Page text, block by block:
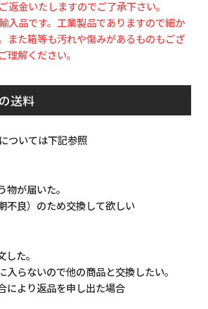
返金いたしますのでご了承下さい。
入品です。工業製品でありますので細か
また箱等も汚れや傷みがあるものもござ
理解ください。
送料
ついては下記参照
が届いた。
不良）のため交換して欲しい
た。
入らないので他の商品と交換したい。
により返品を申し出た場合